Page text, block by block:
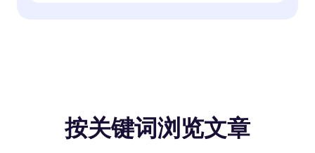
按关键词浏览文章